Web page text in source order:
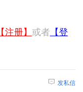
【注册】 或者 【登
发私信